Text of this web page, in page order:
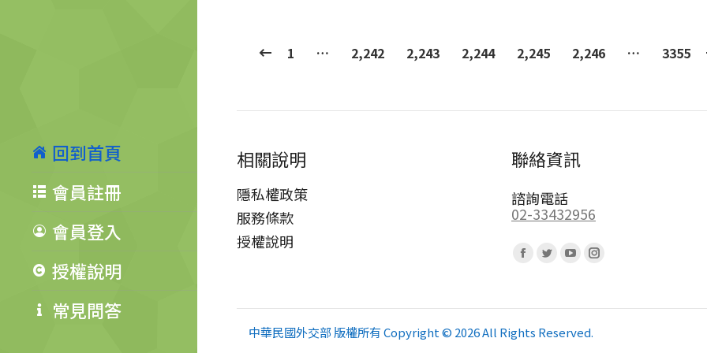
回到首頁
會員註冊
會員登入
授權說明
常見問答
1 … 2,242 2,243 2,244 2,245 2,246 … 3355
相關說明
隱私權政策
服務條款
授權說明
聯絡資訊
諮詢電話
02-33432956
Facebook
opens
new
Twitter
opens
new
YouTube
opens
new
Instagram
opens
中華民國外交部 版權所有 Copyright © 2026 All Rights Reserved.